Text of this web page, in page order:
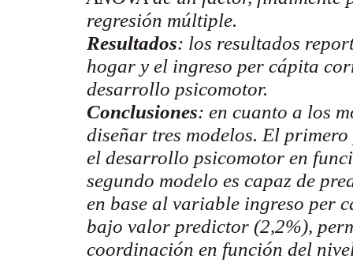
regresión múltiple.
Resultados: los resultados
hogar y el ingreso per cápita
desarrollo psicomotor.
Conclusiones: en cuanto a los
diseñar tres modelos. El
el desarrollo psicomotor en
segundo modelo es capaz de
en base al variable ingreso per
bajo valor predictor (2,2%),
coordinación en función del